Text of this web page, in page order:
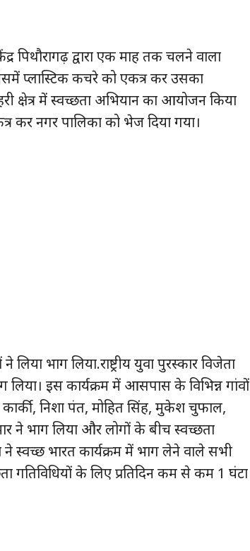
द्वारा एक माह तक चलने वाला
प्लास्टिक कचरे को एकत्र कर उसका
क्षेत्र में स्वच्छता अभियान का आयोजन किया
कर नगर पालिका को भेज दिया गया।
लिया भाग लिया.राष्ट्रीय युवा पुरस्कार विजेता
इस कार्यक्रम में आसपास के विभिन्न गांवों
निशा पंत, मोहित सिंह, मुकेश चुफाल,
ने भाग लिया और लोगों के बीच स्वच्छता
ने स्वच्छ भारत कार्यक्रम में भाग लेने वाले सभी
गतिविधियों के लिए प्रतिदिन कम से कम 1 घंटा